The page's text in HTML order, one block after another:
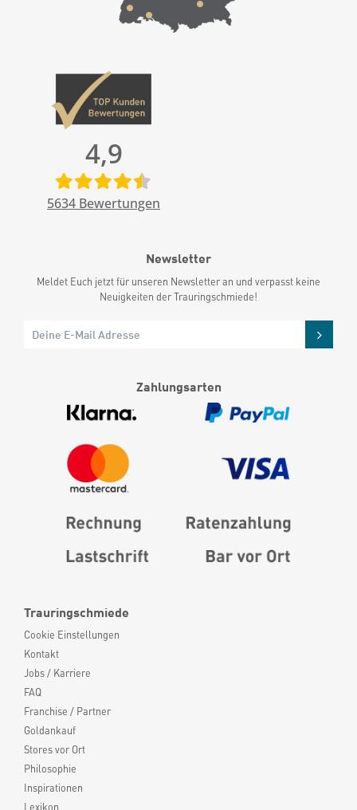
Trauringschmiede
Cookie Einstellungen
Kontakt
Jobs / Karriere
FAQ
Franchise / Partner
Goldankauf
Stores vor Ort
Philosophie
Inspirationen
Lexikon
4,9
5634 Bewertungen
Newsletter
Meldet Euch jetzt für unseren Newsletter an und verpasst keine
Neuigkeiten der Trauringschmiede!
Zahlungsarten